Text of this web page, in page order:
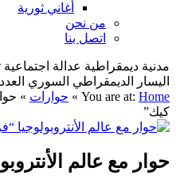
أغاني ثورية
من نحن
اتصل بنا
مدنية ديمقراطية عدالة
اليسار الديمقراطي السوري العدد 1250 الأحد 09/01/2023
You are at: Home
» حوارات »
كيك”
حوار مع عالم